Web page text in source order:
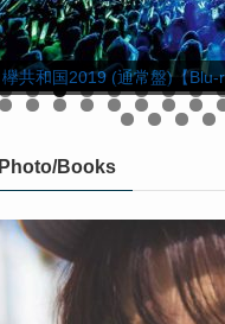
欅共和国2019(初回生産限定
欅坂46 ]
欅共和国2019(初回生産限定
坂46 ]
欅共和国2019 (通常盤)【Blu-
欅共和国2019 (通常盤)【
欅坂46 LIVE at 東京ドーム
2019 FINAL〜(初回生産限定
欅坂46 ]
欅坂46 LIVE at 東京ドーム
2019 FINAL〜(初回生産限定
坂46 ]
響 -HIBIKI- Blu-ray 豪華版【
友梨奈 ]
響 -HIBIKI- DVD 豪華版 [
響 -HIBIKI- DVD 通常版 [
舞台「ザンビ」 Blu-
舞台「ザンビ」
KEYABINGO!4 ひらがなけや
ray BOX【Blu-ray】 [ け
KEYABINGO!4 ひらがなけ
DVD-BOX(初回生産限定) [
4 5 6 7 8 9 0 1
7 8 9 0
Photo/Books